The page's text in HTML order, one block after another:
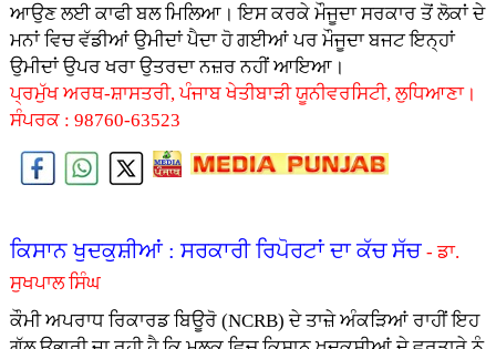
ਆਉਣ ਲਈ ਕਾਫੀ ਬਲ ਮਿਲਿਆ। ਇਸ ਕਰਕੇ ਮੌਜੂਦਾ ਸਰਕਾਰ ਤੋਂ ਲੋਕਾਂ ਦੇ
ਮਨਾਂ ਵਿਚ ਵੱਡੀਆਂ ਉਮੀਦਾਂ ਪੈਦਾ ਹੋ ਗਈਆਂ ਪਰ ਮੌਜੂਦਾ ਬਜਟ ਇਨ੍ਹਾਂ
ਉਮੀਦਾਂ ਉਪਰ ਖਰਾ ਉਤਰਦਾ ਨਜ਼ਰ ਨਹੀਂ ਆਇਆ।
ਪ੍ਰਮੁੱਖ ਅਰਥ-ਸ਼ਾਸਤਰੀ, ਪੰਜਾਬ ਖੇਤੀਬਾੜੀ ਯੂਨੀਵਰਸਿਟੀ, ਲੁਧਿਆਣਾ।
ਸੰਪਰਕ : 98760-63523
ਕਿਸਾਨ ਖੁਦਕੁਸ਼ੀਆਂ : ਸਰਕਾਰੀ ਰਿਪੋਰਟਾਂ ਦਾ ਕੱਚ ਸੱਚ - ਡਾ.
ਸੁਖਪਾਲ ਸਿੰਘ
ਕੌਮੀ ਅਪਰਾਧ ਰਿਕਾਰਡ ਬਿਊਰੋ (NCRB) ਦੇ ਤਾਜ਼ੇ ਅੰਕੜਿਆਂ ਰਾਹੀਂ ਇਹ